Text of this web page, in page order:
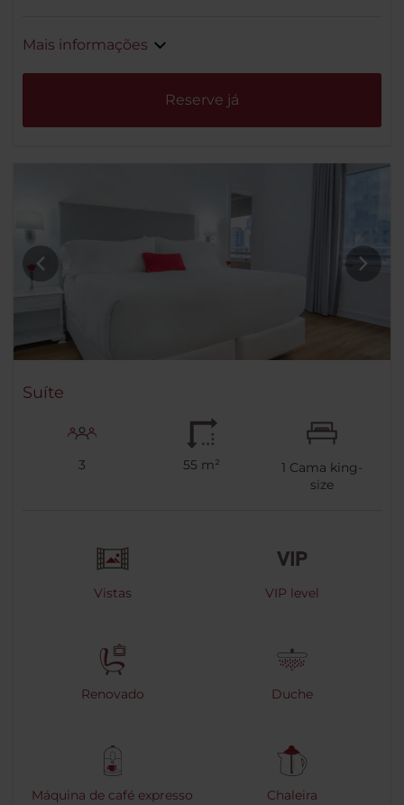
Mais informações
Reserve já
Suíte
3 55 m² 1 Cama king-
size
Vistas VIP level
Renovado Duche
Máquina de café expresso Chaleira